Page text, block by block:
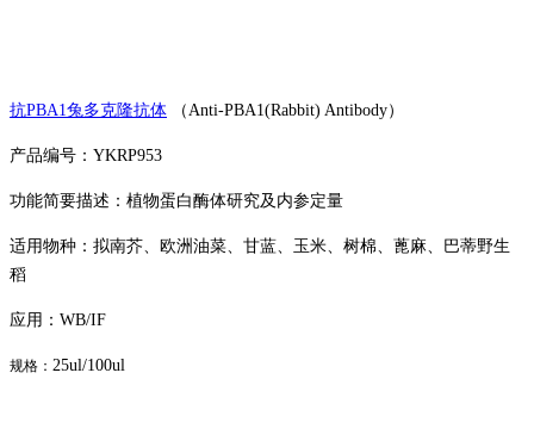
抗PBA1兔多克隆抗体 （Anti-PBA1(Rabbit) Antibody）
产品编号：YKRP953
功能简要描述：植物蛋白酶体研究及内参定量
适用物种：拟南芥、欧洲油菜、甘蓝、玉米、树棉、蓖麻、巴蒂野生
稻
应用：WB/IF
规格： 25ul/100ul